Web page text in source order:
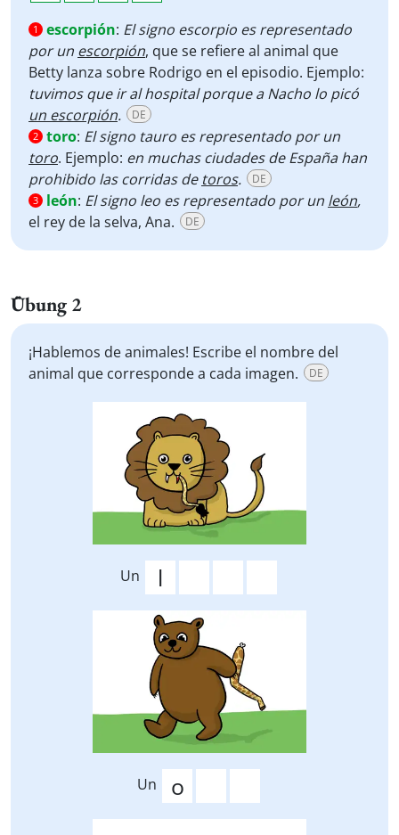
1 escorpión: El signo escorpio es representado
por un escorpión, que se refiere al animal que
Betty lanza sobre Rodrigo en el episodio. Ejemplo:
tuvimos que ir al hospital porque a Nacho lo picó
un escorpión. DE
2 toro: El signo tauro es representado por un
toro. Ejemplo: en muchas ciudades de España han
prohibido las corridas de toros. DE
3 león: El signo leo es representado por un león,
el rey de la selva, Ana.
DE
Übung 2
¡Hablemos de animales! Escribe el nombre del
animal que corresponde a cada imagen.
DE
Un
Un